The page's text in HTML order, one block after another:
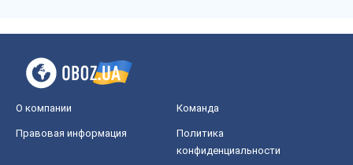
О компании Команда
Правовая информация
Политика
конфиденциальности